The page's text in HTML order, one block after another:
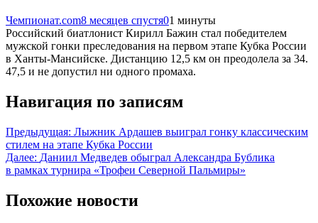
Чемпионат.com8 месяцев спустя01 минуты
Российский биатлонист Кирилл Бажин стал победителем
мужской гонки преследования на первом этапе Кубка России
в Ханты-Мансийске. Дистанцию 12,5 км он преодолела за 34.
47,5 и не допустил ни одного промаха.
Навигация по записям
Предыдущая: Лыжник Ардашев выиграл гонку классическим
стилем на этапе Кубка России
Далее: Даниил Медведев обыграл Александра Бублика
в рамках турнира «Трофеи Северной Пальмиры»
Похожие новости